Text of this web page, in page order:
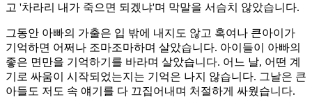
고 '차라리 내가 죽으면 되겠냐'며 막말을 서슴치 않았습니다.
그동안 아빠의 가출은 입 밖에 내지도 않고 혹여나 큰아이가
기억하면 어쩌나 조마조마하며 살았습니다. 아이들이 아빠의
좋은 면만을 기억하기를 바라며 살았습니다. 어느 날, 어떤 계
기로 싸움이 시작되었는지는 기억은 나지 않습니다. 그날은 큰
아들도 저도 속 얘기를 다 끄집어내며 처절하게 싸웠습니다.